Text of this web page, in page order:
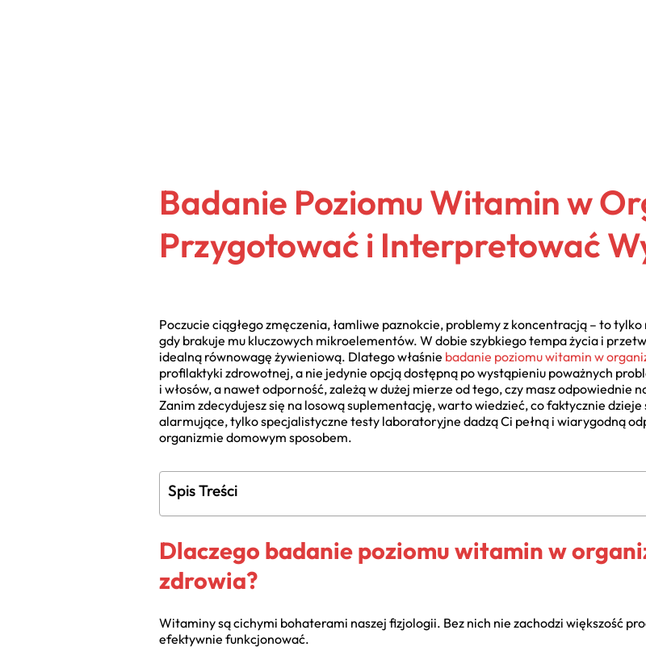
Badanie Poziomu Witamin w
Przygotować i Interpretować
Poczucie ciągłego zmęczenia, łamliwe paznokcie, problemy z koncentracją – to
gdy brakuje mu kluczowych mikroelementów. W dobie szybkiego tempa życia i
idealną równowagę żywieniową. Dlatego właśnie badanie poziomu witamin w
profilaktyki zdrowotnej, a nie jedynie opcją dostępną po wystąpieniu poważnych
i włosów, a nawet odporność, zależą w dużej mierze od tego, czy masz odpowiednie
Zanim zdecydujesz się na losową suplementację, warto wiedzieć, co faktycznie
alarmujące, tylko specjalistyczne testy laboratoryjne dadzą Ci pełną i wiarygodną
organizmie domowym sposobem.
Spis Treści
Dlaczego badanie poziomu witamin w
zdrowia?
Witaminy są cichymi bohaterami naszej fizjologii. Bez nich nie zachodzi większość
efektywnie funkcjonować.